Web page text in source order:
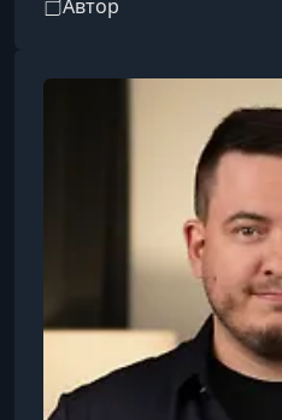
где даёт инструменты
манипуляций.
Автор